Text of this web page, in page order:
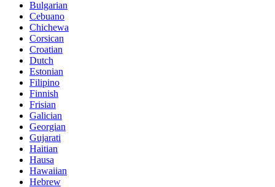
Bulgarian
Cebuano
Chichewa
Corsican
Croatian
Dutch
Estonian
Filipino
Finnish
Frisian
Galician
Georgian
Gujarati
Haitian
Hausa
Hawaiian
Hebrew